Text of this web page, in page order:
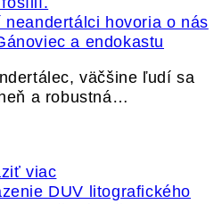
neandertálci hovoria o nás
a endokastu
väčšine ľudí sa
a robustná…
viac